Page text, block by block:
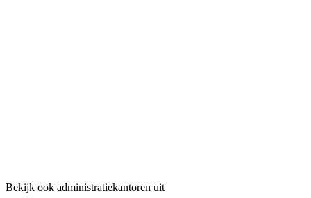
Bekijk ook administratiekantoren uit